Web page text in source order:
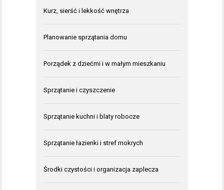
Kurz, sierść i lekkość wnętrza
Planowanie sprzątania domu
Porządek z dziećmi i w małym mieszkaniu
Sprzątanie i czyszczenie
Sprzątanie kuchni i blaty robocze
Sprzątanie łazienki i stref mokrych
Środki czystości i organizacja zaplecza